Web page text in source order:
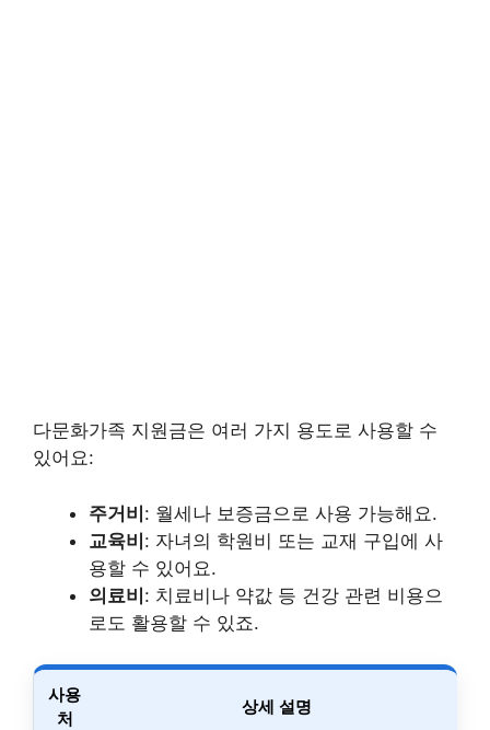
다문화가족 지원금은 여러 가지 용도로 사용할 수
있어요:
주거비: 월세나 보증금으로 사용 가능해요.
교육비: 자녀의 학원비 또는 교재 구입에 사
용할 수 있어요.
의료비: 치료비나 약값 등 건강 관련 비용으
로도 활용할 수 있죠.
사용
처
상세 설명